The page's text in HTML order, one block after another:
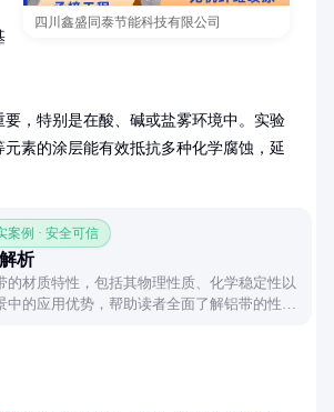
四川鑫盛同泰节能科技有限公司
要，特别是在酸、碱或盐雾环境中。实验
素的涂层能有效抵抗多种化学腐蚀，延
案例 · 安全可信
析
的材质特性，包括其物理性质、化学稳定性以
中的应用优势，帮助读者全面了解铝带的性能